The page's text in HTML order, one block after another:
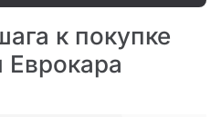
к покупке
Еврокара